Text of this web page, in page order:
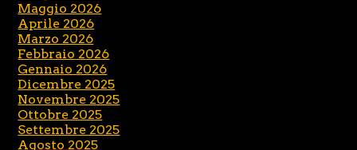
Maggio 2026
Aprile 2026
Marzo 2026
Febbraio 2026
Gennaio 2026
Dicembre 2025
Novembre 2025
Ottobre 2025
Settembre 2025
Agosto 2025